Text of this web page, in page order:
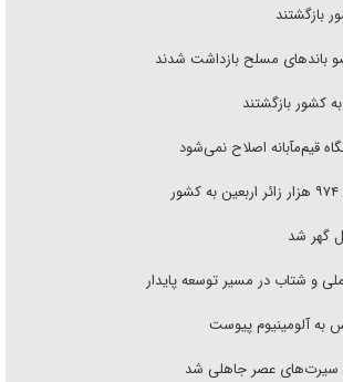
قیم‌مآبانه اصلاح نمی‌شود
گهر شد
و شتاب در مسیر توسعه پایدار
به آلومینیوم پیوست
عصر جاهلی شد